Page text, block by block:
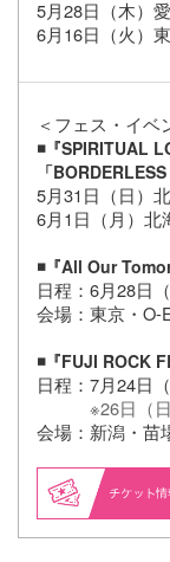
5月28日（木）
6月16日（火）
＜フェス・イベ
◾️『SPIRITUAL
「
5月31日（日）
6月1日（月）北
◾️『All Our
日程：6月28日（
会場：東京・O-
◾️『FUJI ROCK
日程：7月24日
※26日（
会場：新潟・苗
情